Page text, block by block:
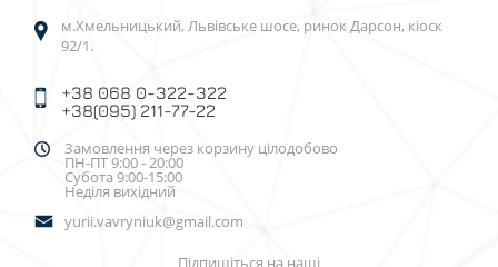
м.Хмельницький, Львівське шосе, ринок Дарсон, кіоск
92/1.
+38 068 0-322-322
+38(095) 211-77-22
Замовлення через корзину цілодобово
ПН-ПТ 9:00 - 20:00
Субота 9:00-15:00
Неділя вихідний
yurii.vavryniuk@gmail.com
Підпишіться на наші